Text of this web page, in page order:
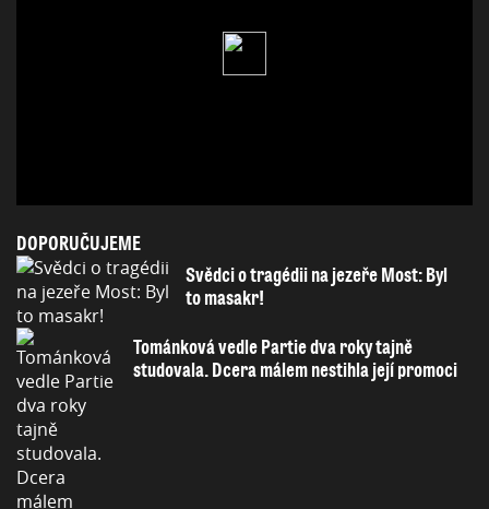
DOPORUČUJEME
Svědci o tragédii na jezeře Most: Byl
to masakr!
Tománková vedle Partie dva roky tajně
studovala. Dcera málem nestihla její promoci